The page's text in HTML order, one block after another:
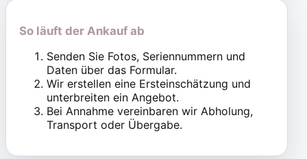
So läuft der Ankauf ab
Senden Sie Fotos, Seriennummern und
Daten über das Formular.
Wir erstellen eine Ersteinschätzung und
unterbreiten ein Angebot.
Bei Annahme vereinbaren wir Abholung,
Transport oder Übergabe.